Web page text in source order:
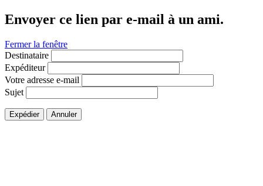
Envoyer ce lien par e-mail à un ami.
Fermer la fenêtre
Destinataire
Expéditeur
Votre adresse e-mail
Sujet
Expédier Annuler